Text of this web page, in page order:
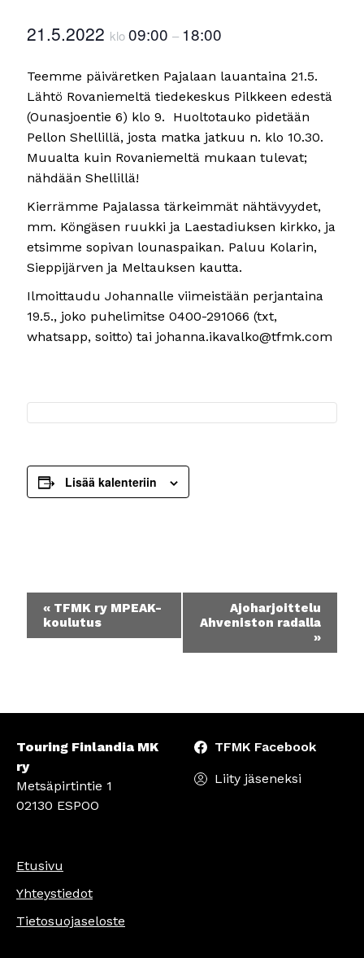
21.5.2022 klo09:00– 18:00
Teemme päiväretken Pajalaan lauantaina 21.5.
Lähtö Rovaniemeltä tiedekeskus Pilkkeen edestä
(Ounasjoentie 6) klo 9. Huoltotauko pidetään
Pellon Shellillä, josta matka jatkuu n. klo 10.30.
Muualta kuin Rovaniemeltä mukaan tulevat;
nähdään Shellillä!
Kierrämme Pajalassa tärkeimmät nähtävyydet,
mm. Köngäsen ruukki ja Laestadiuksen kirkko, ja
etsimme sopivan lounaspaikan. Paluu Kolarin,
Sieppijärven ja Meltauksen kautta.
Ilmoittaudu Johannalle viimeistään perjantaina
19.5., joko puhelimitse 0400-291066 (txt,
whatsapp, soitto) tai johanna.ikavalko@tfmk.com
Lisää kalenteriin
Tapahtuma
navigointi
« TFMK ry MPEAK-
koulutus
Ajoharjoittelu
Ahveniston radalla
»
Touring Finlandia MK
ry
Metsäpirtintie 1
02130 ESPOO
TFMK Facebook
Liity jäseneksi
Etusivu
Yhteystiedot
Tietosuojaseloste